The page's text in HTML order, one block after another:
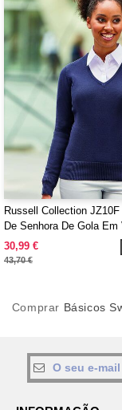
Russell Collection
De Senhora De Gola Em
30,99 €
43,70 €
Comprar Básicos